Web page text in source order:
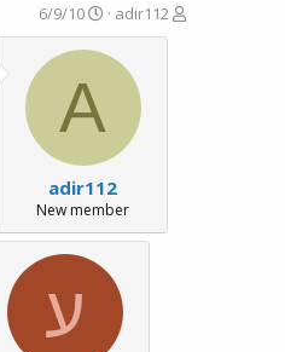
פ
ו
adir112
פ
ו
ר
ם
ב
א
ר
י
ך
6/9/10
A
adir112
New member
ע